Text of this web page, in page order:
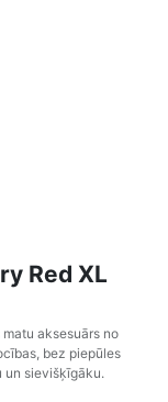
Red XL
aksesuārs no
bez piepūles
un sievišķīgāku.